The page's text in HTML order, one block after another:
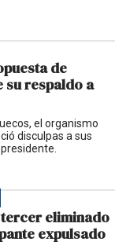
de
su respaldo a
el organismo
disculpas a sus
eliminado
expulsado